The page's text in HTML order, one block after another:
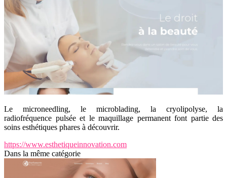
Le microneedling, le microblading, la cryolipolyse, la
radiofréquence pulsée et le maquillage permanent font partie des
soins esthétiques phares à découvrir.
https://www.esthetiqueinnovation.com
Dans la même catégorie